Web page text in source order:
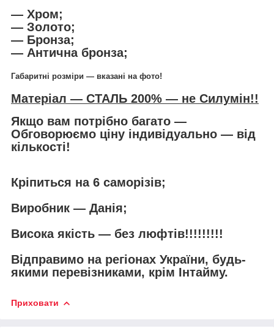
― Хром;
― Золото;
― Бронза;
— Антична бронза;
Габаритні розміри — вказані на фото!
Матеріал — СТАЛЬ 200% — не Силумін!!
Якщо вам потрібно багато ―
Обговорюємо ціну індивідуально — від
кількості!
Кріпиться на 6 саморізів;
Виробник — Данія;
Висока якість — без люфтів!!!!!!!!!
Відправимо на регіонах України, будь-
якими перевізниками, крім Інтайму.
Приховати